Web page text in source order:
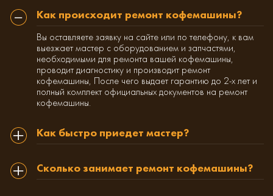
Как происходит ремонт кофемашины?
Вы оставляете заявку на сайте или по телефону, к вам
выезжает мастер с оборудованием и запчастями,
необходимыми для ремонта вашей кофемашины,
проводит диагностику и производит ремонт
кофемашины, После чего выдает гарантию до 2-х лет и
полный комплект официальных документов на ремонт
кофемашины.
Как быстро приедет мастер?
Сколько занимает ремонт кофемашины?